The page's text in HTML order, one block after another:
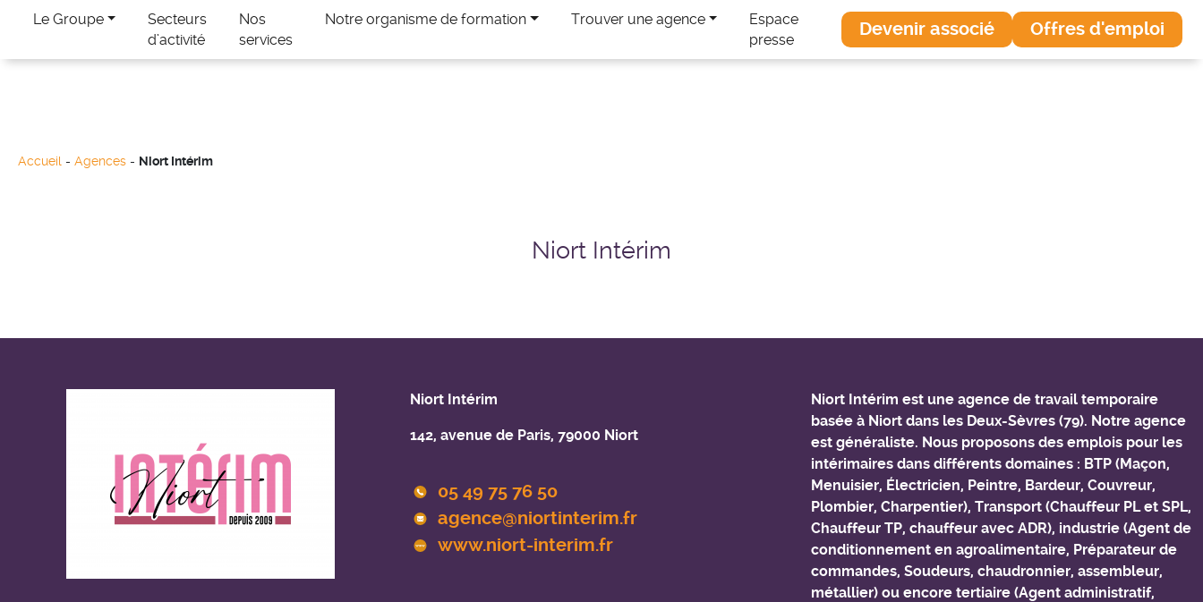
Devenir associé Offres d'emploi
Le Groupe
Secteurs
d’activité
Nos
services
Notre organisme de formation Trouver une agence
Espace
presse
Niort Intérim
Niort Intérim
142, avenue de Paris, 79000 Niort
05 49 75 76 50
agence@niortinterim.fr
www.niort-interim.fr
Niort Intérim est une agence de travail temporaire
basée à Niort dans les Deux-Sèvres (79). Notre agence
est généraliste. Nous proposons des emplois pour les
intérimaires dans différents domaines : BTP (Maçon,
Menuisier, Électricien, Peintre, Bardeur, Couvreur,
Plombier, Charpentier), Transport (Chauffeur PL et SPL,
Chauffeur TP, chauffeur avec ADR), industrie (Agent de
conditionnement en agroalimentaire, Préparateur de
commandes, Soudeurs, chaudronnier, assembleur,
métallier) ou encore tertiaire (Agent administratif,
Accueil - Agences - Niort Intérim